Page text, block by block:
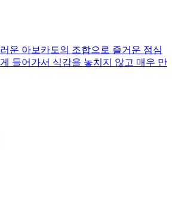
운 아보카도의 조합으로 즐거운 점심
들어가서 식감을 놓치지 않고 매우 만